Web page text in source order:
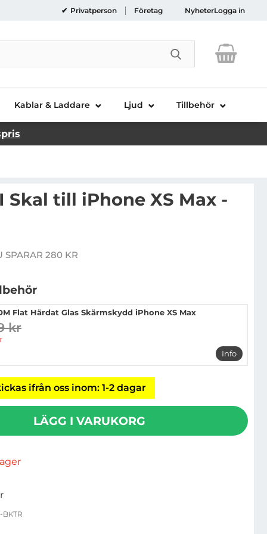
Privatperson Företag NyheterLogga in
Genomför
Kablar & Laddare Ljud Tillbehör
Skal till iPhone XS Max -
SPARAR 280 KR
Flat Härdat Glas Skärmskydd iPhone XS Max
pris
kr
Info
mer info
ifrån oss inom: 1-2 dagar
LÄGG I VARUKORG